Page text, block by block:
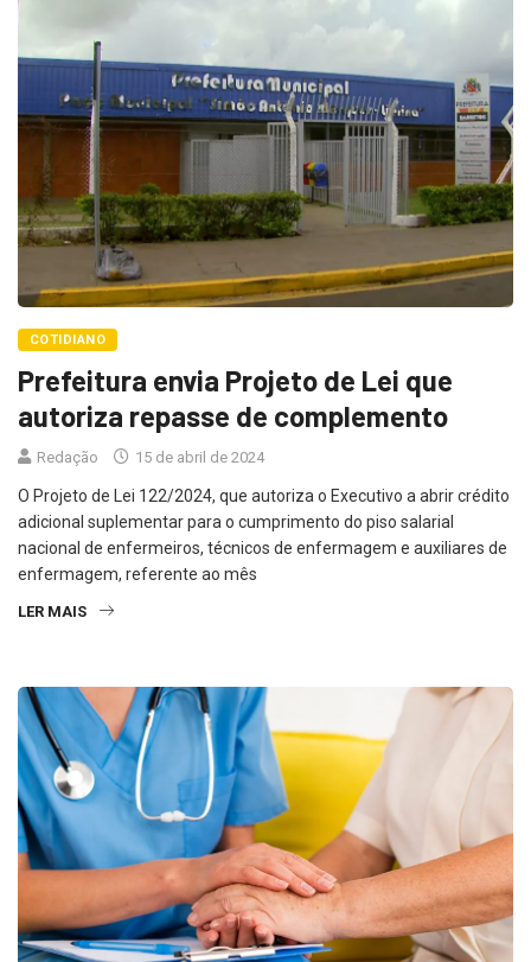
COTIDIANO
Prefeitura envia Projeto de Lei que
autoriza repasse de complemento
Redação 15 de abril de 2024
O Projeto de Lei 122/2024, que autoriza o Executivo a abrir crédito
adicional suplementar para o cumprimento do piso salarial
nacional de enfermeiros, técnicos de enfermagem e auxiliares de
enfermagem, referente ao mês
LER MAIS